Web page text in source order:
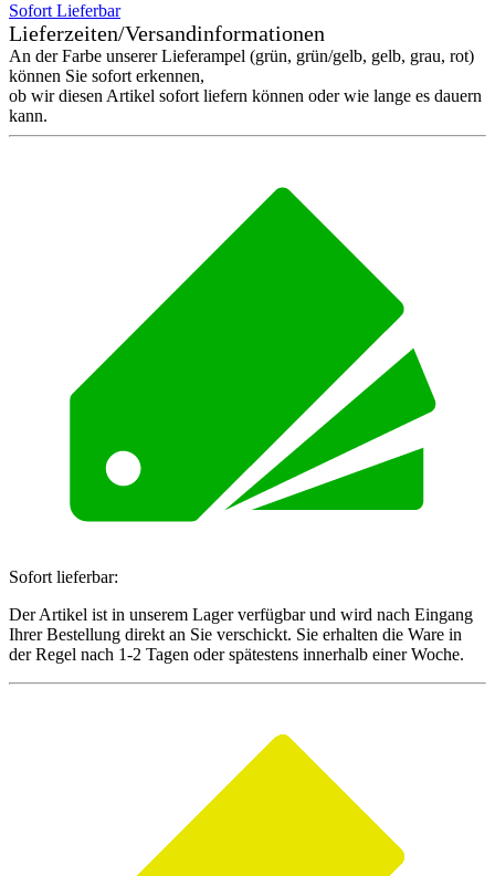
Sofort Lieferbar
Lieferzeiten/Versandinformationen
An der Farbe unserer Lieferampel (grün, grün/gelb, gelb, grau, rot)
können Sie sofort erkennen,
ob wir diesen Artikel sofort liefern können oder wie lange es dauern
kann.
Sofort lieferbar:
Der Artikel ist in unserem Lager verfügbar und wird nach Eingang
Ihrer Bestellung direkt an Sie verschickt. Sie erhalten die Ware in
der Regel nach 1-2 Tagen oder spätestens innerhalb einer Woche.